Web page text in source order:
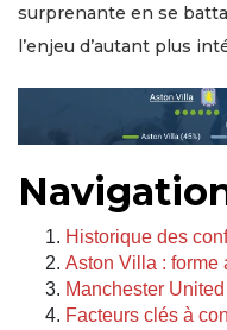
surprenante en se
l’enjeu d’autant plus
Historique des
Aston Villa : forme
Manchester
Facteurs clés à